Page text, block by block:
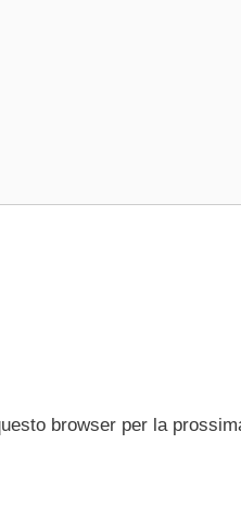
browser per la